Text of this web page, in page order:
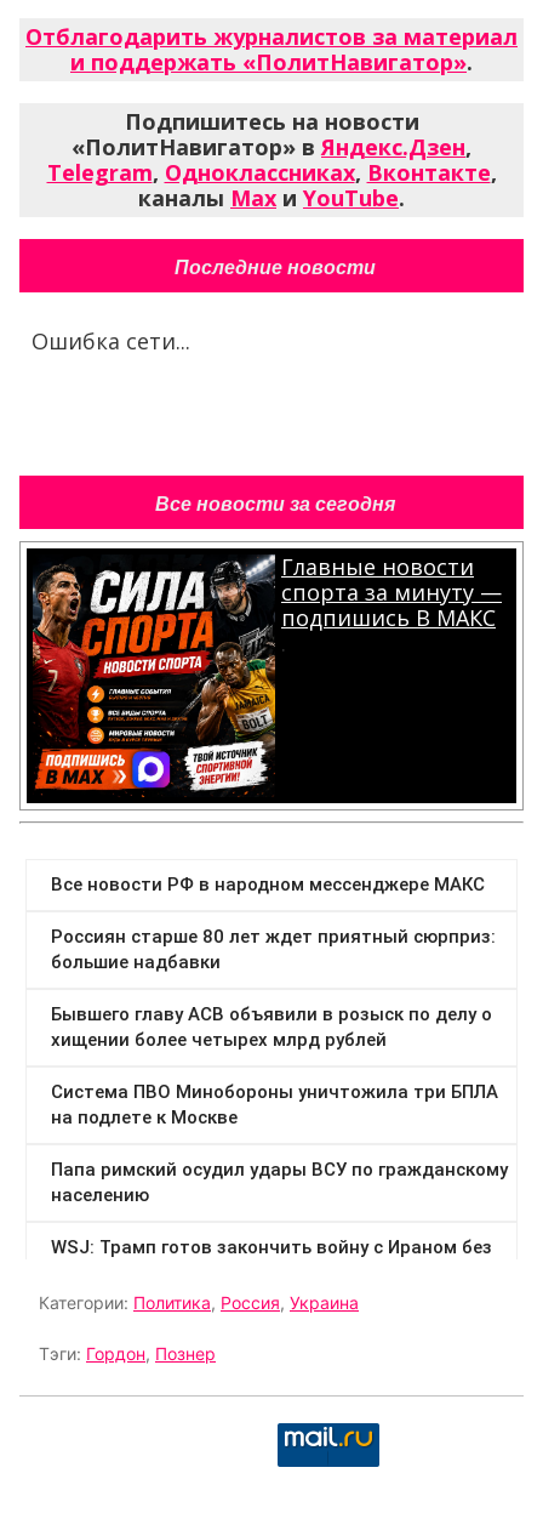
Отблагодарить журналистов за материал
и поддержать «ПолитНавигатор».
Подпишитесь на новости
«ПолитНавигатор» вЯндекс.Дзен,
Telegram, Одноклассниках, Вконтакте,
каналы Max и YouTube.
Последние новости
Ошибка сети...
Все новости за сегодня
Главные новости
спорта за минуту —
подпишись В МАКС
.
Категории: Политика, Россия, Украина
Тэги: Гордон, Познер